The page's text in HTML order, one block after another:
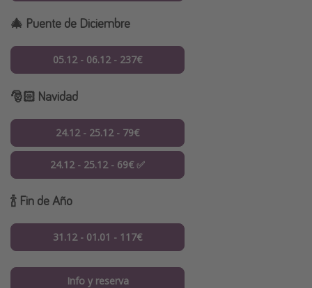
🎄 Puente de Diciembre
05.12 - 06.12 - 237€
🎅🏻 Navidad
24.12 - 25.12 - 79€
24.12 - 25.12 - 69€ ✅
🍾 Fin de Año
31.12 - 01.01 - 117€
Info y reserva